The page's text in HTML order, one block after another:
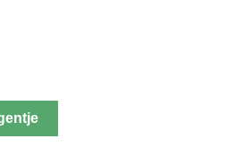
Voer de gewenste